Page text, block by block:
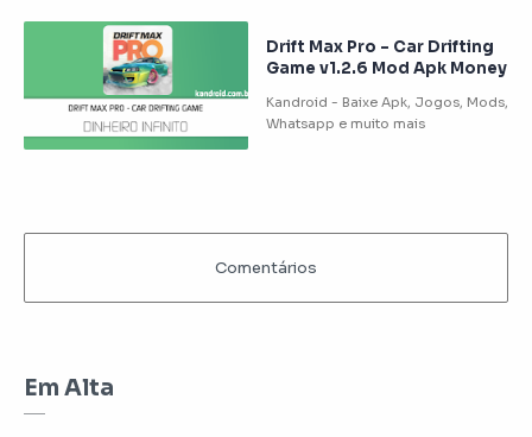
Drift Max Pro – Car Drifting
Game v1.2.6 Mod Apk Money
Em Alta